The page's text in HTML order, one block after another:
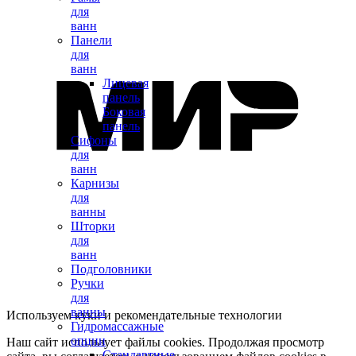
для
ванн
Панели
для
ванн
Лицевая
панель
Боковая
панель
Сифоны
для
ванн
Карнизы
для
ванны
Шторки
для
ванн
Подголовники
Ручки
для
ванны
Гидромассажные
опции
Используем куки и рекомендательные технологии
Наш сайт использует файлы cookies. Продолжая просмотр